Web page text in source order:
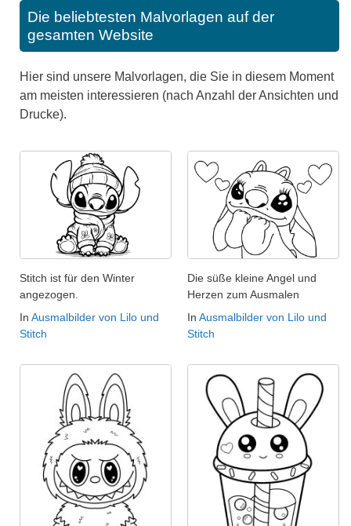
Die beliebtesten Malvorlagen auf der
gesamten Website
Hier sind unsere Malvorlagen, die Sie in diesem Moment
am meisten interessieren (nach Anzahl der Ansichten und
Drucke).
Stitch ist für den Winter
angezogen.
In Ausmalbilder von Lilo und
Stitch
Die süße kleine Angel und
Herzen zum Ausmalen
In Ausmalbilder von Lilo und
Stitch